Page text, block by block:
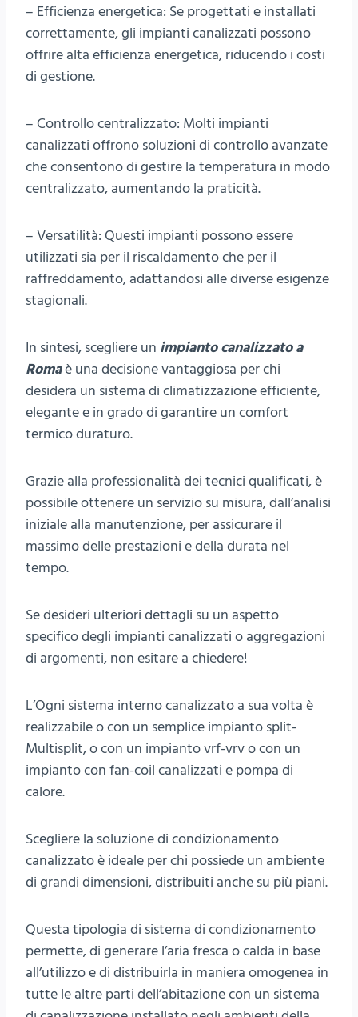
– Efficienza energetica: Se progettati e installati
correttamente, gli impianti canalizzati possono
offrire alta efficienza energetica, riducendo i costi
di gestione.
– Controllo centralizzato: Molti impianti
canalizzati offrono soluzioni di controllo avanzate
che consentono di gestire la temperatura in modo
centralizzato, aumentando la praticità.
– Versatilità: Questi impianti possono essere
utilizzati sia per il riscaldamento che per il
raffreddamento, adattandosi alle diverse esigenze
stagionali.
In sintesi, scegliere un impianto canalizzato a
Romaè una decisione vantaggiosa per chi
desidera un sistema di climatizzazione efficiente,
elegante e in grado di garantire un comfort
termico duraturo.
Grazie alla professionalità dei tecnici qualificati, è
possibile ottenere un servizio su misura, dall’analisi
iniziale alla manutenzione, per assicurare il
massimo delle prestazioni e della durata nel
tempo.
Se desideri ulteriori dettagli su un aspetto
specifico degli impianti canalizzati o aggregazioni
di argomenti, non esitare a chiedere!
L’Ogni sistema interno canalizzato a sua volta è
realizzabile o con un semplice impianto split-
Multisplit, o con un impianto vrf-vrv o con un
impianto con fan-coil canalizzati e pompa di
calore.
Scegliere la soluzione di condizionamento
canalizzato è ideale per chi possiede un ambiente
di grandi dimensioni, distribuiti anche su più piani.
Questa tipologia di sistema di condizionamento
permette, di generare l’aria fresca o calda in base
all’utilizzo e di distribuirla in maniera omogenea in
tutte le altre parti dell’abitazione con un sistema